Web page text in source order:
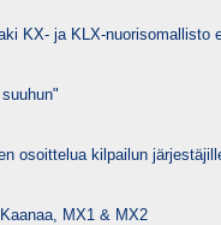
KX- ja KLX-nuorisomallisto
osoittelua kilpailun
MX1 & MX2